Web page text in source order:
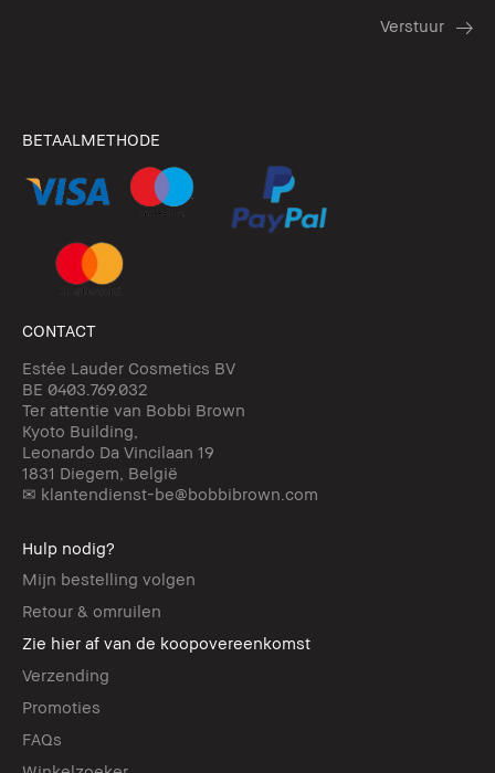
BETAALMETHODE
CONTACT
Estée Lauder Cosmetics BV
BE 0403.769.032
Ter attentie van Bobbi Brown
Kyoto Building,
Leonardo Da Vincilaan 19
1831 Diegem, België
✉ klantendienst-be@bobbibrown.com
Hulp nodig?
Mijn bestelling volgen
Retour & omruilen
Zie hier af van de koopovereenkomst
Verzending
Promoties
FAQs